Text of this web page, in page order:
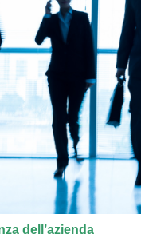
dell’azienda